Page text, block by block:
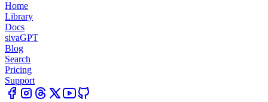
Home
Library
Docs
sivaGPT
Blog
Search
Pricing
Support